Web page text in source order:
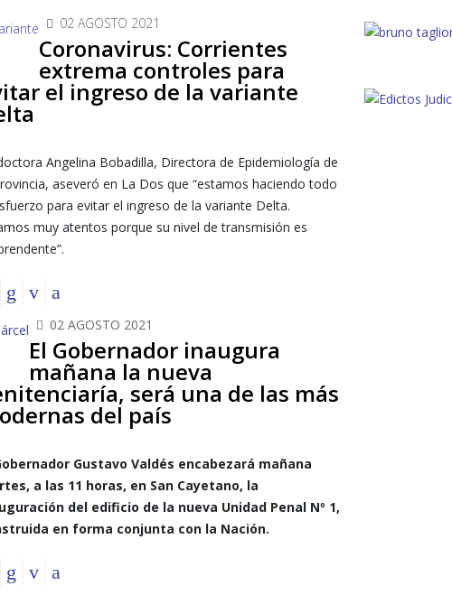
02 AGOSTO 2021
Coronavirus: Corrientes
extrema controles para
el ingreso de la variante
Angelina Bobadilla, Directora de Epidemiología de
aseveró en La Dos que “estamos haciendo todo
para evitar el ingreso de la variante Delta.
muy atentos porque su nivel de transmisión es
02 AGOSTO 2021
El Gobernador inaugura
mañana la nueva
será una de las más
del país
Gustavo Valdés encabezará mañana
a las 11 horas, en San Cayetano, la
del edificio de la nueva Unidad Penal Nº 1,
en forma conjunta con la Nación.